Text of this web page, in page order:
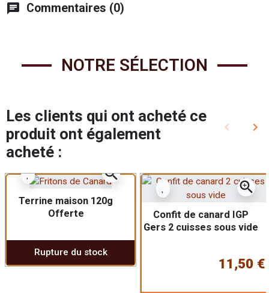
chat Commentaires (0)
NOTRE SÉLECTION
Les clients qui ont acheté ce
produit ont également
acheté :
Précédent
keyboard_arrow_left keyboard_arrow_right
zoom_in
Terrine maison 120g
Offerte
Rupture du stock
zoom_in
Confit de canard IGP
Gers 2 cuisses sous vide
11,50 €